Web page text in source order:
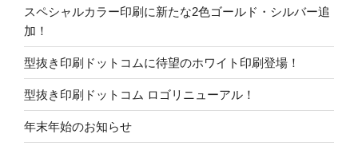
スペシャルカラー印刷に新たな2色ゴールド・シルバー追
加！
型抜き印刷ドットコムに待望のホワイト印刷登場！
型抜き印刷ドットコム ロゴリニューアル！
年末年始のお知らせ